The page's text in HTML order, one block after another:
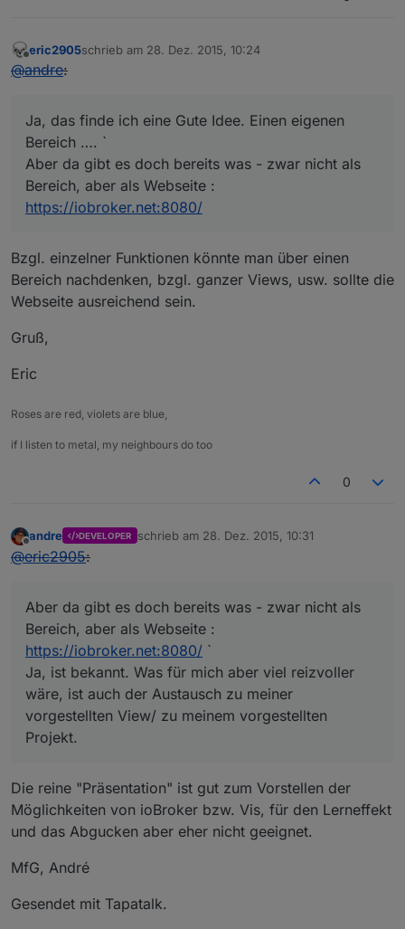
Offline
eric2905schrieb am 28. Dez. 2015, 10:24
zuletzt editiert von
@andre:
Ja, das finde ich eine Gute Idee. Einen eigenen
Bereich …. `
Aber da gibt es doch bereits was - zwar nicht als
Bereich, aber als Webseite :
https://iobroker.net:8080/
Bzgl. einzelner Funktionen könnte man über einen
Bereich nachdenken, bzgl. ganzer Views, usw. sollte die
Webseite ausreichend sein.
Gruß,
Eric
Roses are red, violets are blue,
if I listen to metal, my neighbours do too
0
Offline
andre DEVELOPER schrieb am 28. Dez. 2015, 10:31
zuletzt editiert von
@eric2905:
Aber da gibt es doch bereits was - zwar nicht als
Bereich, aber als Webseite :
https://iobroker.net:8080/ `
Ja, ist bekannt. Was für mich aber viel reizvoller
wäre, ist auch der Austausch zu meiner
vorgestellten View/ zu meinem vorgestellten
Projekt.
Die reine "Präsentation" ist gut zum Vorstellen der
Möglichkeiten von ioBroker bzw. Vis, für den Lerneffekt
und das Abgucken aber eher nicht geeignet.
MfG, André
Gesendet mit Tapatalk.